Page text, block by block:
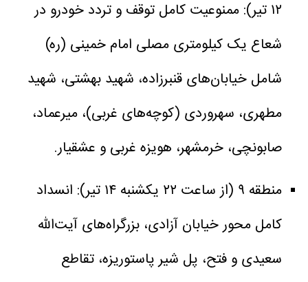
۱۲ تیر): ممنوعیت کامل توقف و تردد خودرو در
شعاع یک کیلومتری مصلی امام خمینی (ره)
شامل خیابان‌های قنبرزاده، شهید بهشتی، شهید
مطهری، سهروردی (کوچه‌های غربی)، میرعماد،
صابونچی، خرمشهر، هویزه غربی و عشقیار.
منطقه ۹ (از ساعت ۲۲ یکشنبه ۱۴ تیر): انسداد
کامل محور خیابان آزادی، بزرگراه‌های آیت‌الله
سعیدی و فتح، پل شیر پاستوریزه، تقاطع